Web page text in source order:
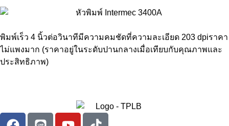
พิมพ์เร็ว 4 นิ้วต่อวินาทีมีความคมชัดที่ความละเอียด 203 dpiราคา
ไม่แพงมาก (ราคาอยู่ในระดับปานกลางเมื่อเทียบกับคุณภาพและ
ประสิทธิภาพ)